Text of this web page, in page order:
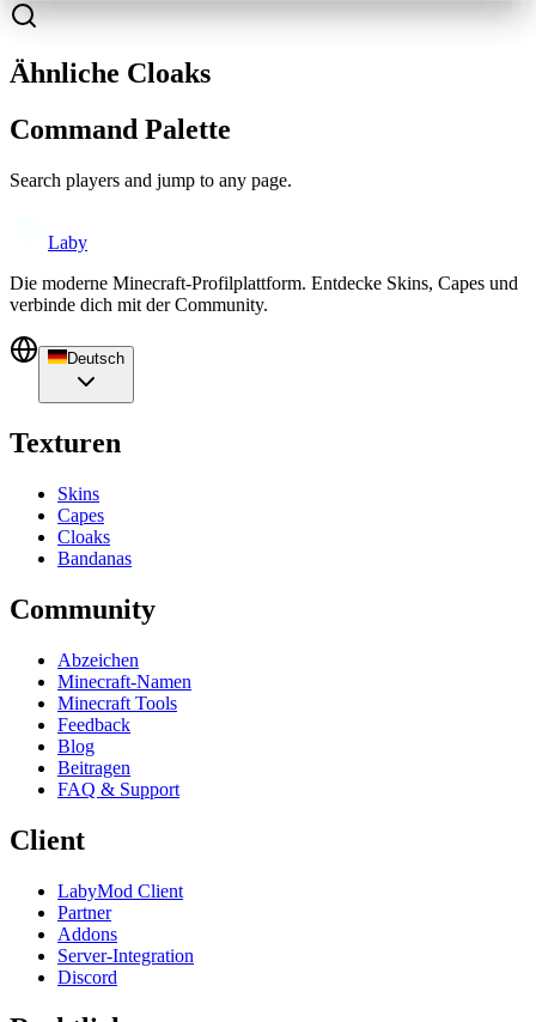
Ähnliche Cloaks
Command Palette
Search players and jump to any page.
Laby
Die moderne Minecraft-Profilplattform. Entdecke Skins, Capes und
verbinde dich mit der Community.
Deutsch
Texturen
Skins
Capes
Cloaks
Bandanas
Community
Abzeichen
Minecraft-Namen
Minecraft Tools
Feedback
Blog
Beitragen
FAQ & Support
Client
LabyMod Client
Partner
Addons
Server-Integration
Discord